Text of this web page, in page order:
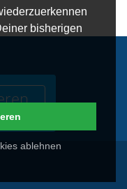
bisherigen
ablehnen
hier.